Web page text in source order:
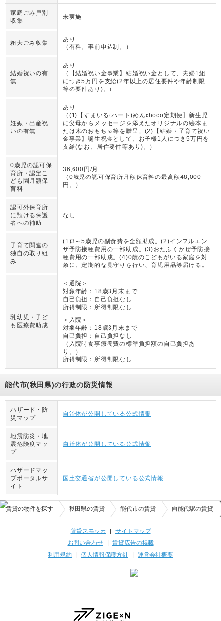
家庭ごみ戸別
収集
未実施
粗大ごみ収集
あり
（ 有料。事前申込制。 ）
結婚祝いの有
無
あり
（
【結婚祝い金事業】結婚祝い金として、夫婦1組
につき5万円を支給(2年以上の居住要件や年齢制限
等の要件あり)。
）
妊娠・出産祝
いの有無
あり
（ (1)【すまいる(ハート)めんchoco定期便】新生児
に父母からメッセージを添えたオリジナルの絵本ま
たは木のおもちゃ等を贈呈。(2)【結婚・子育て祝い
金事業】誕生祝金として、お子様1人につき5万円を
支給(なお、居住要件等あり)。
）
0歳児の認可保
育所・認定こ
ども園月額保
育料
36,600円/月
（ 0歳児の認可保育所月額保育料の最高額48,000
円。
）
認可外保育所
に預ける保護
者への補助
なし
子育て関連の
独自の取り組
み
(1)3～5歳児の副食費を全額助成。(2)インフルエン
ザ予防接種費用の一部助成。(3)おたふくかぜ予防接
種費用の一部助成。(4)0歳のこどもがいる家庭を対
象に、定期的な見守りを行い、育児用品等届ける。
乳幼児・子ど
も医療費助成
＜通院＞
対象年齢： 18歳3月末まで
自己負担： 自己負担なし
所得制限： 所得制限なし
＜入院＞
対象年齢： 18歳3月末まで
自己負担： 自己負担なし
（ 入院時食事療養費の標準負担額の自己負担あ
り。
）
所得制限： 所得制限なし
能代市(秋田県)の行政の防災情報
ハザード・防
災マップ
自治体が公開している公式情報
地震防災・地
震危険度マッ
プ
自治体が公開している公式情報
ハザードマッ
プポータルサ
イト
国土交通省が公開している公式情報
賃貸の物件を探す 秋田県の賃貸 能代市の賃貸 向能代駅の賃貸
賃貸スモッカ | サイトマップ
お問い合わせ| 賃貸広告の掲載
利用規約 | 個人情報保護方針 | 運営会社概要